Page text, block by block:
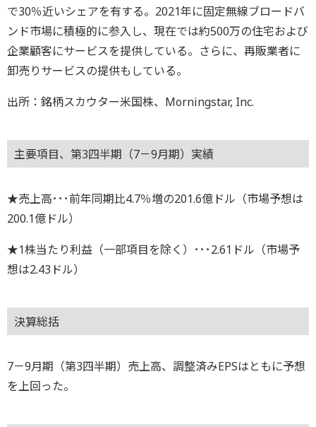
で30％近いシェアを有する。2021年に固定無線ブロードバ
ンド市場に積極的に参入し、現在では約500万の住宅および
企業顧客にサービスを提供している。さらに、再販業者に
卸売りサービスの提供もしている。
出所：銘柄スカウター米国株、Morningstar, Inc.
主要項目、第3四半期（7－9月期）実績
★売上高･･･前年同期比4.7％増の201.6億ドル（市場予想は
200.1億ドル）
★1株当たり利益（一部項目を除く）･･･2.61ドル（市場予
想は2.43ドル）
決算総括
7－9月期（第3四半期）売上高、調整済みEPSはともに予想
を上回った。